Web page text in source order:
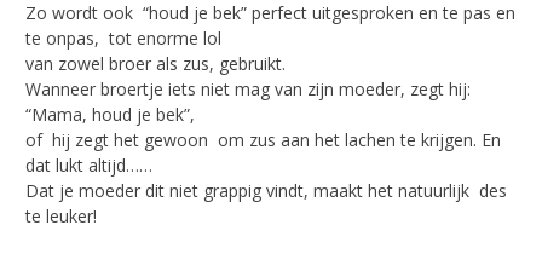
Zo wordt ook “houd je bek” perfect uitgesproken en te pas en
te onpas, tot enorme lol
van zowel broer als zus, gebruikt.
Wanneer broertje iets niet mag van zijn moeder, zegt hij:
“Mama, houd je bek”,
of hij zegt het gewoon om zus aan het lachen te krijgen. En
dat lukt altijd……
Dat je moeder dit niet grappig vindt, maakt het natuurlijk des
te leuker!